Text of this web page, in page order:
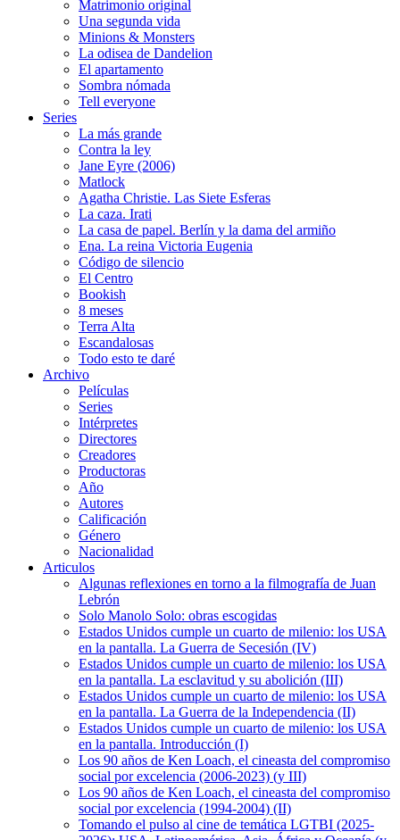
Matrimonio original
Una segunda vida
Minions & Monsters
La odisea de Dandelion
El apartamento
Sombra nómada
Tell everyone
Series
La más grande
Contra la ley
Jane Eyre (2006)
Matlock
Agatha Christie. Las Siete Esferas
La caza. Irati
La casa de papel. Berlín y la dama del armiño
Ena. La reina Victoria Eugenia
Código de silencio
El Centro
Bookish
8 meses
Terra Alta
Escandalosas
Todo esto te daré
Archivo
Películas
Series
Intérpretes
Directores
Creadores
Productoras
Año
Autores
Calificación
Género
Nacionalidad
Articulos
Algunas reflexiones en torno a la filmografía de Juan
Lebrón
Solo Manolo Solo: obras escogidas
Estados Unidos cumple un cuarto de milenio: los USA
en la pantalla. La Guerra de Secesión (IV)
Estados Unidos cumple un cuarto de milenio: los USA
en la pantalla. La esclavitud y su abolición (III)
Estados Unidos cumple un cuarto de milenio: los USA
en la pantalla. La Guerra de la Independencia (II)
Estados Unidos cumple un cuarto de milenio: los USA
en la pantalla. Introducción (I)
Los 90 años de Ken Loach, el cineasta del compromiso
social por excelencia (2006-2023) (y III)
Los 90 años de Ken Loach, el cineasta del compromiso
social por excelencia (1994-2004) (II)
Tomando el pulso al cine de temática LGTBI (2025-